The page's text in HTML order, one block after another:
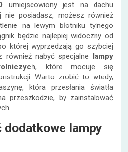
umiejscowiony jest na dachu
nie posiadasz, możesz również
na lewym błotniku tylnego
będzie najlepiej widoczny od
której wyprzedzają go szybciej
również nabyć specjalne lampy
, które mocuje się
Warto zrobić to wtedy,
która przesłania światła
przeszkodzie, by zainstalować
dodatkowe lampy